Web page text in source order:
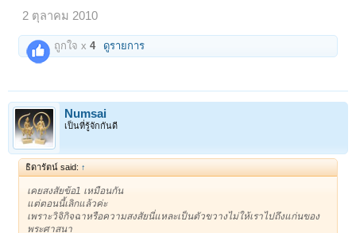
2 ตุลาคม 2010
ถูกใจ x4 ดูรายการ
Numsai
เป็นที่รู้จักกันดี
ธิดารัตน์ said: ↑
เคยสงสัยข้อ1 เหมือนกัน
แต่ตอนนี้เลิกแล้วค่ะ
เพราะวิจิกิจฉาหรือความสงสัยนี่แหละเป็นตัวขวางไม่ให้เราไปถึงแก่นของ
พระศาสนา